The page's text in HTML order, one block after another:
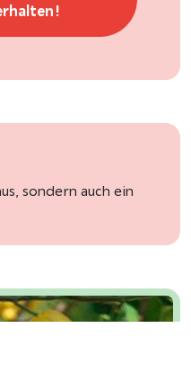
sondern auch ein